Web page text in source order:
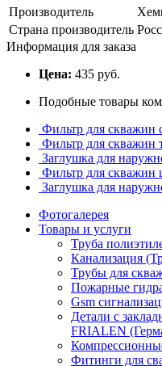
Производитель
Страна производитель
Информация для заказа
Цена: 435 руб.
Подобные товары
Фильтр для скважин
Фильтр для скважин
Заглушка для
Фильтр для скважин
Заглушка для
Фотогалерея
Товары и услуги
Труба
Канализация
Трубы для
Пожарные
Gsm
Детали с
FRIALEN
Фитинги для